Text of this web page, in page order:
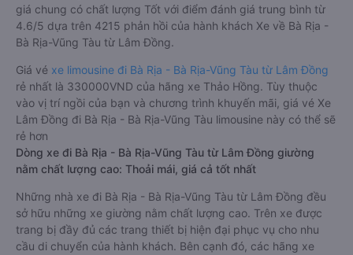
giá chung có chất lượng Tốt với điểm đánh giá trung bình từ
4.6/5 dựa trên 4215 phản hồi của hành khách Xe về Bà Rịa -
Bà Rịa-Vũng Tàu từ Lâm Đồng.
Giá vé xe limousine đi Bà Rịa - Bà Rịa-Vũng Tàu từ Lâm Đồng
rẻ nhất là 330000VND của hãng xe Thảo Hồng. Tùy thuộc
vào vị trí ngồi của bạn và chương trình khuyến mãi, giá vé Xe
Lâm Đồng đi Bà Rịa - Bà Rịa-Vũng Tàu limousine này có thể sẽ
rẻ hơn
Dòng xe đi Bà Rịa - Bà Rịa-Vũng Tàu từ Lâm Đồng giường
nằm chất lượng cao: Thoải mái, giá cả tốt nhất
Những nhà xe đi Bà Rịa - Bà Rịa-Vũng Tàu từ Lâm Đồng đều
sở hữu những xe giường nằm chất lượng cao. Trên xe được
trang bị đầy đủ các trang thiết bị hiện đại phục vụ cho nhu
cầu di chuyển của hành khách. Bên cạnh đó, các hãng xe